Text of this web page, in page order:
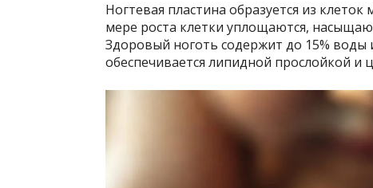
Ногтевая пластина образуется из
мере роста клетки уплощаются,
Здоровый ноготь содержит до 15% воды
обеспечивается липидной прослойкой и